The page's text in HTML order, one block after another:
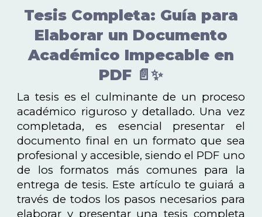
Tesis Completa: Guía para
Elaborar un Documento
Académico Impecable en
PDF 📄✨
La tesis es el culminante de un proceso
académico riguroso y detallado. Una vez
completada, es esencial presentar el
documento final en un formato que sea
profesional y accesible, siendo el PDF uno
de los formatos más comunes para la
entrega de tesis. Este artículo te guiará a
través de todos los pasos necesarios para
elaborar y presentar una tesis completa